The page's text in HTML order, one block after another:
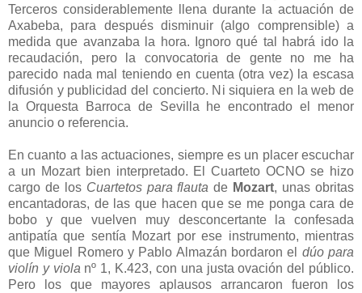
Terceros considerablemente llena durante la actuación de
Axabeba, para después disminuir (algo comprensible) a
medida que avanzaba la hora. Ignoro qué tal habrá ido la
recaudación, pero la convocatoria de gente no me ha
parecido nada mal teniendo en cuenta (otra vez) la escasa
difusión y publicidad del concierto. Ni siquiera en la web de
la Orquesta Barroca de Sevilla he encontrado el menor
anuncio o referencia.
En cuanto a las actuaciones, siempre es un placer escuchar
a un Mozart bien interpretado. El Cuarteto OCNO se hizo
cargo de los Cuartetos para flauta de Mozart, unas obritas
encantadoras, de las que hacen que se me ponga cara de
bobo y que vuelven muy desconcertante la confesada
antipatía que sentía Mozart por ese instrumento, mientras
que Miguel Romero y Pablo Almazán bordaron el dúo para
violín y viola nº 1, K.423, con una justa ovación del público.
Pero los que mayores aplausos arrancaron fueron los